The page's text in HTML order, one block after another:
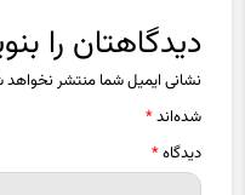
دیدگاهتان را
نشانی ایمیل شما منتشر
شده‌اند*
دیدگاه*